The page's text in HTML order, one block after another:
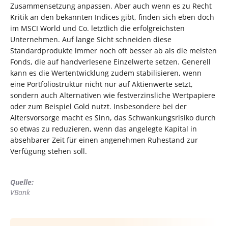
Zusammensetzung anpassen. Aber auch wenn es zu Recht
Kritik an den bekannten Indices gibt, finden sich eben doch
im MSCI World und Co. letztlich die erfolgreichsten
Unternehmen. Auf lange Sicht schneiden diese
Standardprodukte immer noch oft besser ab als die meisten
Fonds, die auf handverlesene Einzelwerte setzen. Generell
kann es die Wertentwicklung zudem stabilisieren, wenn
eine Portfoliostruktur nicht nur auf Aktienwerte setzt,
sondern auch Alternativen wie festverzinsliche Wertpapiere
oder zum Beispiel Gold nutzt. Insbesondere bei der
Altersvorsorge macht es Sinn, das Schwankungsrisiko durch
so etwas zu reduzieren, wenn das angelegte Kapital in
absehbarer Zeit für einen angenehmen Ruhestand zur
Verfügung stehen soll.
Quelle:
VBank